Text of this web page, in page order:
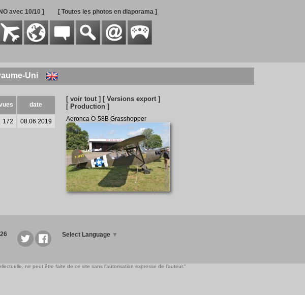
avec 10/10 ] [ Toutes les photos en diaporama ]
Uni
date
172 08.06.2019
[ voir tout ] [ Versions export ]
[ Production ]
Aeronca O-58B Grasshopper
Select Language ▼
ne peut être faite de ce site sans l'autorisation expresse de l'auteur."